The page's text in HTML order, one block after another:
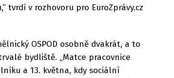
v rozhovoru pro EuroZprávy.cz
OSPOD osobně dvakrát, a to
bydliště. „Matce pracovnice
a 13. května, kdy sociální